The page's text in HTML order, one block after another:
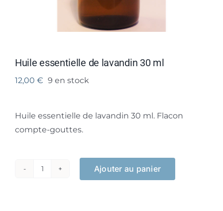
Huile essentielle de lavandin 30 ml
12,00 € 9 en stock
Huile essentielle de lavandin 30 ml. Flacon
compte-gouttes.
Ajouter au panier